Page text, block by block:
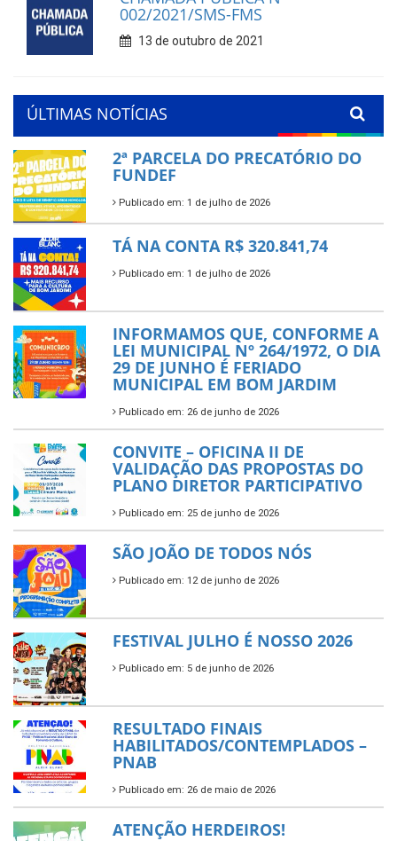
002/2021/SMS-FMS
13 de outubro de 2021
ÚLTIMAS NOTÍCIAS
2ª PARCELA DO PRECATÓRIO DO
FUNDEF
Publicado em: 1 de julho de 2026
TÁ NA CONTA R$ 320.841,74
Publicado em: 1 de julho de 2026
INFORMAMOS QUE, CONFORME A
LEI MUNICIPAL Nº 264/1972, O DIA
29 DE JUNHO É FERIADO
MUNICIPAL EM BOM JARDIM
Publicado em: 26 de junho de 2026
CONVITE – OFICINA II DE
VALIDAÇÃO DAS PROPOSTAS DO
PLANO DIRETOR PARTICIPATIVO
Publicado em: 25 de junho de 2026
SÃO JOÃO DE TODOS NÓS
Publicado em: 12 de junho de 2026
FESTIVAL JULHO É NOSSO 2026
Publicado em: 5 de junho de 2026
RESULTADO FINAIS
HABILITADOS/CONTEMPLADOS –
PNAB
Publicado em: 26 de maio de 2026
ATENÇÃO HERDEIROS!